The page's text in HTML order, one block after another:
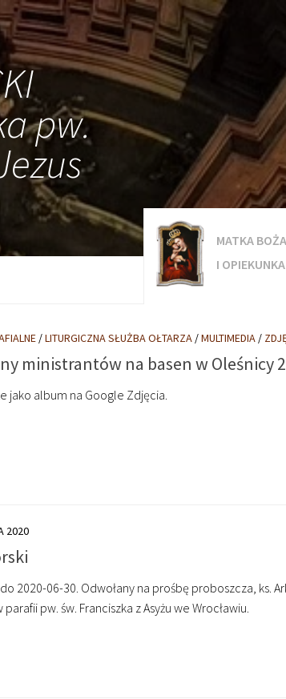
pw.
MATKA
I
/LITURGICZNA SŁUŻBA OŁTARZA /MULTIMEDIA /
ministrantów na basen w Oleśnicy
jako album na Google Zdjęcia.
2020
2020-06-30. Odwołany na prośbę proboszcza, ks.
pw. św. Franciszka z Asyżu we Wrocławiu.